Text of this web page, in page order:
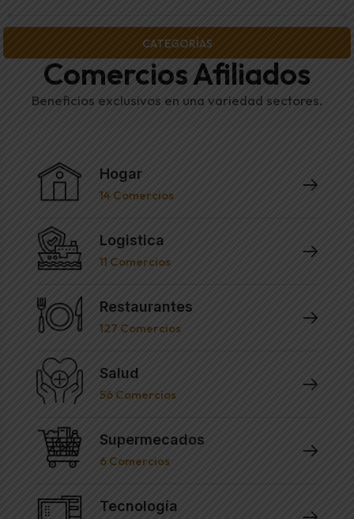
CATEGORÍAS
Comercios Afiliados
Beneficios exclusivos en una variedad sectores.
Hogar
14 Comercios
Logistica
11 Comercios
Restaurantes
127 Comercios
Salud
56 Comercios
Supermecados
6 Comercios
Tecnología